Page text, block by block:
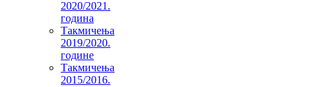
2020/2021.
година
Такмичења
2019/2020.
године
Такмичења
2015/2016.